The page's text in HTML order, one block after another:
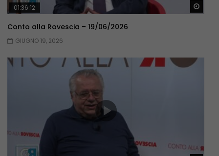
01:36:12
Conto alla Rovescia – 19/06/2026
GIUGNO 19, 2026